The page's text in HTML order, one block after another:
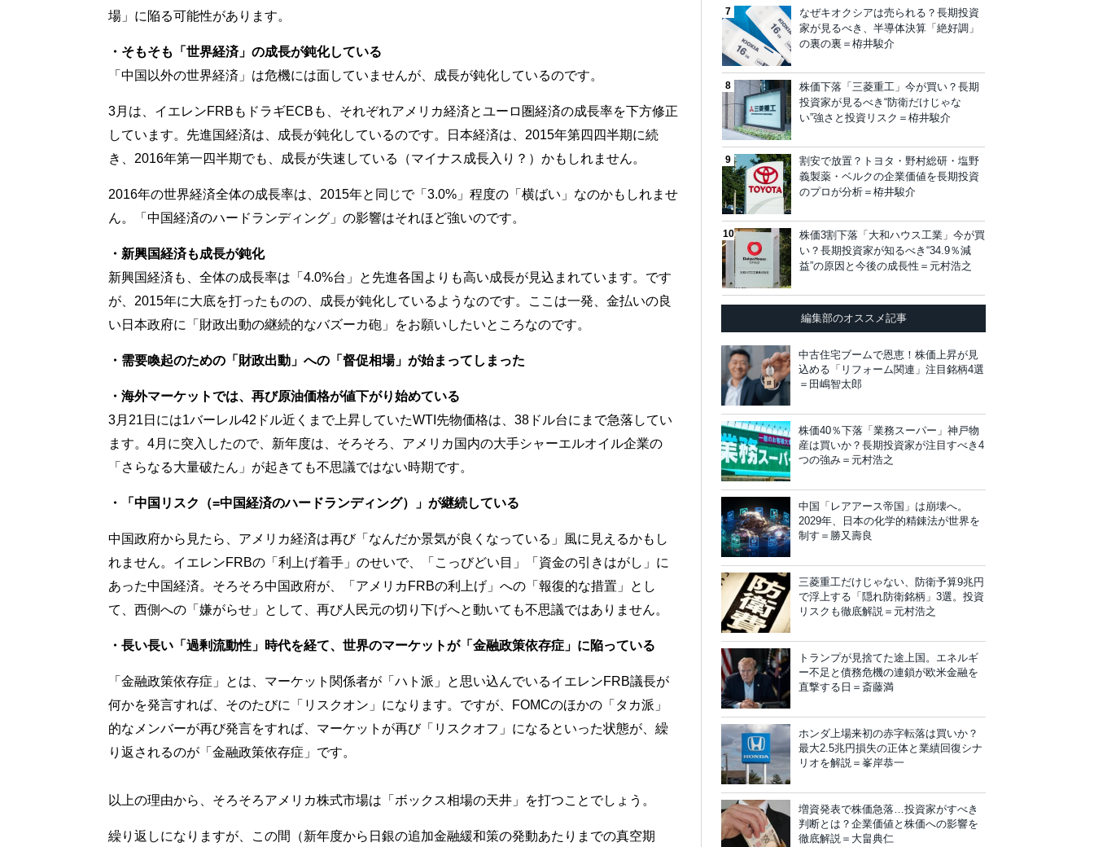
場」に陥る可能性があります。
・そもそも「世界経済」の成長が鈍化している
「中国以外の世界経済」は危機には面していませんが、成長が鈍化しているのです。
3月は、イエレンFRBもドラギECBも、それぞれアメリカ経済とユーロ圏経済の成長率を下方修正
しています。先進国経済は、成長が鈍化しているのです。日本経済は、2015年第四四半期に続
き、2016年第一四半期でも、成長が失速している（マイナス成長入り？）かもしれません。
2016年の世界経済全体の成長率は、2015年と同じで「3.0%」程度の「横ばい」なのかもしれませ
ん。「中国経済のハードランディング」の影響はそれほど強いのです。
・新興国経済も成長が鈍化
新興国経済も、全体の成長率は「4.0%台」と先進各国よりも高い成長が見込まれています。です
が、2015年に大底を打ったものの、成長が鈍化しているようなのです。ここは一発、金払いの良
い日本政府に「財政出動の継続的なバズーカ砲」をお願いしたいところなのです。
・需要喚起のための「財政出動」への「督促相場」が始まってしまった
・海外マーケットでは、再び原油価格が値下がり始めている
3月21日には1バーレル42ドル近くまで上昇していたWTI先物価格は、38ドル台にまで急落してい
ます。4月に突入したので、新年度は、そろそろ、アメリカ国内の大手シャーエルオイル企業の
「さらなる大量破たん」が起きても不思議ではない時期です。
・「中国リスク（=中国経済のハードランディング）」が継続している
中国政府から見たら、アメリカ経済は再び「なんだか景気が良くなっている」風に見えるかもし
れません。イエレンFRBの「利上げ着手」のせいで、「こっびどい目」「資金の引きはがし」に
あった中国経済。そろそろ中国政府が、「アメリカFRBの利上げ」への「報復的な措置」とし
て、西側への「嫌がらせ」として、再び人民元の切り下げへと動いても不思議ではありません。
・長い長い「過剰流動性」時代を経て、世界のマーケットが「金融政策依存症」に陥っている
「金融政策依存症」とは、マーケット関係者が「ハト派」と思い込んでいるイエレンFRB議長が
何かを発言すれば、そのたびに「リスクオン」になります。ですが、FOMCのほかの「タカ派」
的なメンバーが再び発言をすれば、マーケットが再び「リスクオフ」になるといった状態が、繰
り返されるのが「金融政策依存症」です。
以上の理由から、そろそろアメリカ株式市場は「ボックス相場の天井」を打つことでしょう。
繰り返しになりますが、この間（新年度から日銀の追加金融緩和策の発動あたりまでの真空期
なぜキオクシアは売られる？長期投資
家が見るべき、半導体決算「絶好調」
の裏の裏＝栫井駿介
株価下落「三菱重工」今が買い？長期
投資家が見るべき“防衛だけじゃな
い”強さと投資リスク＝栫井駿介
割安で放置？トヨタ・野村総研・塩野
義製薬・ベルクの企業価値を長期投資
のプロが分析＝栫井駿介
株価3割下落「大和ハウス工業」今が買
い？長期投資家が知るべき“34.9％減
益”の原因と今後の成長性＝元村浩之
編集部のオススメ記事
中古住宅ブームで恩恵！株価上昇が見
込める「リフォーム関連」注目銘柄4選
＝田嶋智太郎
株価40％下落「業務スーパー」神戸物
産は買いか？長期投資家が注目すべき4
つの強み＝元村浩之
中国「レアアース帝国」は崩壊へ。
2029年、日本の化学的精錬法が世界を
制す＝勝又壽良
三菱重工だけじゃない、防衛予算9兆円
で浮上する「隠れ防衛銘柄」3選。投資
リスクも徹底解説＝元村浩之
トランプが見捨てた途上国。エネルギ
ー不足と債務危機の連鎖が欧米金融を
直撃する日＝斎藤満
ホンダ上場来初の赤字転落は買いか？
最大2.5兆円損失の正体と業績回復シナ
リオを解説＝峯岸恭一
増資発表で株価急落…投資家がすべき
判断とは？企業価値と株価への影響を
徹底解説＝大畠典仁